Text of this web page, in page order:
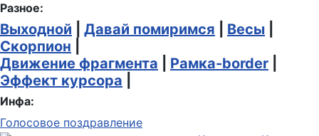
Разное:
Выходной Давай помиримся Весы
Скорпион
Движение фрагмента
Рамка-border
Эффект курсора
Инфа:
Голосовое поздравление